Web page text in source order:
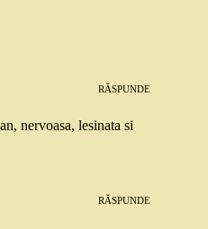
RĂSPUNDE
nervoasa, lesinata si
RĂSPUNDE